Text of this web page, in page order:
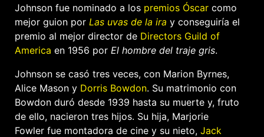
Johnson fue nominado a los premios Óscar como
mejor guion por Las uvas de la ira y conseguiría el
premio al mejor director de Directors Guild of
America en 1956 por El hombre del traje gris.
Johnson se casó tres veces, con Marion Byrnes,
Alice Mason y Dorris Bowdon. Su matrimonio con
Bowdon duró desde 1939 hasta su muerte y, fruto
de ello, nacieron tres hijos. Su hija, Marjorie
Fowler fue montadora de cine y su nieto, Jack